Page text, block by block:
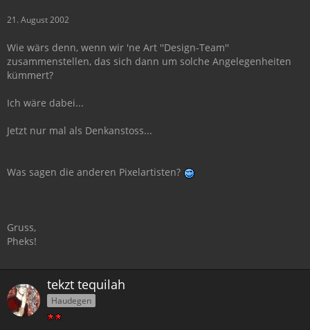
21. August 2002
Wie wärs denn, wenn wir 'ne Art ''Design-Team''
zusammenstellen, das sich dann um solche Angelegenheiten
kümmert?
Ich wäre dabei...
Jetzt nur mal als Denkanstoss...
Was sagen die anderen Pixelartisten?
Gruss,
Pheks!
tekzt tequilah
Haudegen